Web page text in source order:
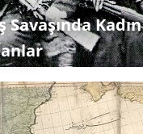
Kadın